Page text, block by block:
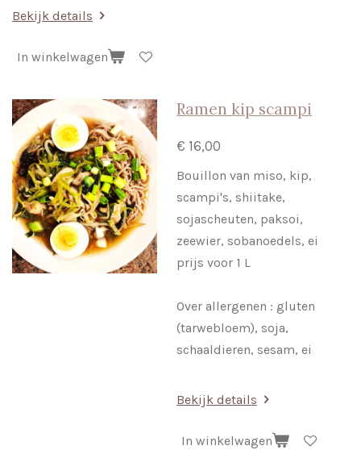
Bekijk details
In winkelwagen
Ramen kip scampi
€ 16,00
Bouillon van miso, kip,
scampi's, shiitake,
sojascheuten, paksoi,
zeewier, sobanoedels, ei
prijs voor 1 L
Over allergenen : gluten
(tarwebloem), soja,
schaaldieren, sesam, ei
Bekijk details
In winkelwagen